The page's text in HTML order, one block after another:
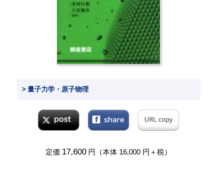
> 量子力学・原子物理
定価 17,600 円（本体 16,000 円＋税）